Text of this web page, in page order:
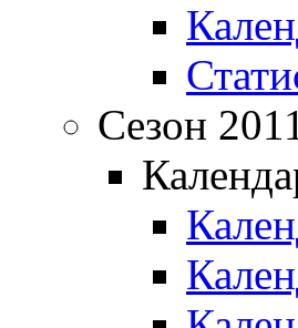
Сезон